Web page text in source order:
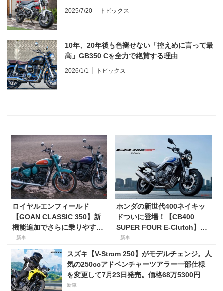
2025/7/20 トピックス
10年、20年後も色褪せない「控えめに言って最
高」GB350 Cを全力で絶賛する理由
2026/1/1 トピックス
ロイヤルエンフィールド
【GOAN CLASSIC 350】新
機能追加でさらに乗りやすく
なった2026年モデルは、価格
80万800円〜で7月31日発
売！
新車
ホンダの新世代400ネイキッ
ドついに登場！【CB400
SUPER FOUR E-Clutch】8
月21日に発売！ 価格99万
8800円
新車
スズキ【V-Strom 250】がモデルチェンジ。人
気の250ccアドベンチャーツアラー一部仕様
を変更して7月23日発売。価格68万5300円
新車